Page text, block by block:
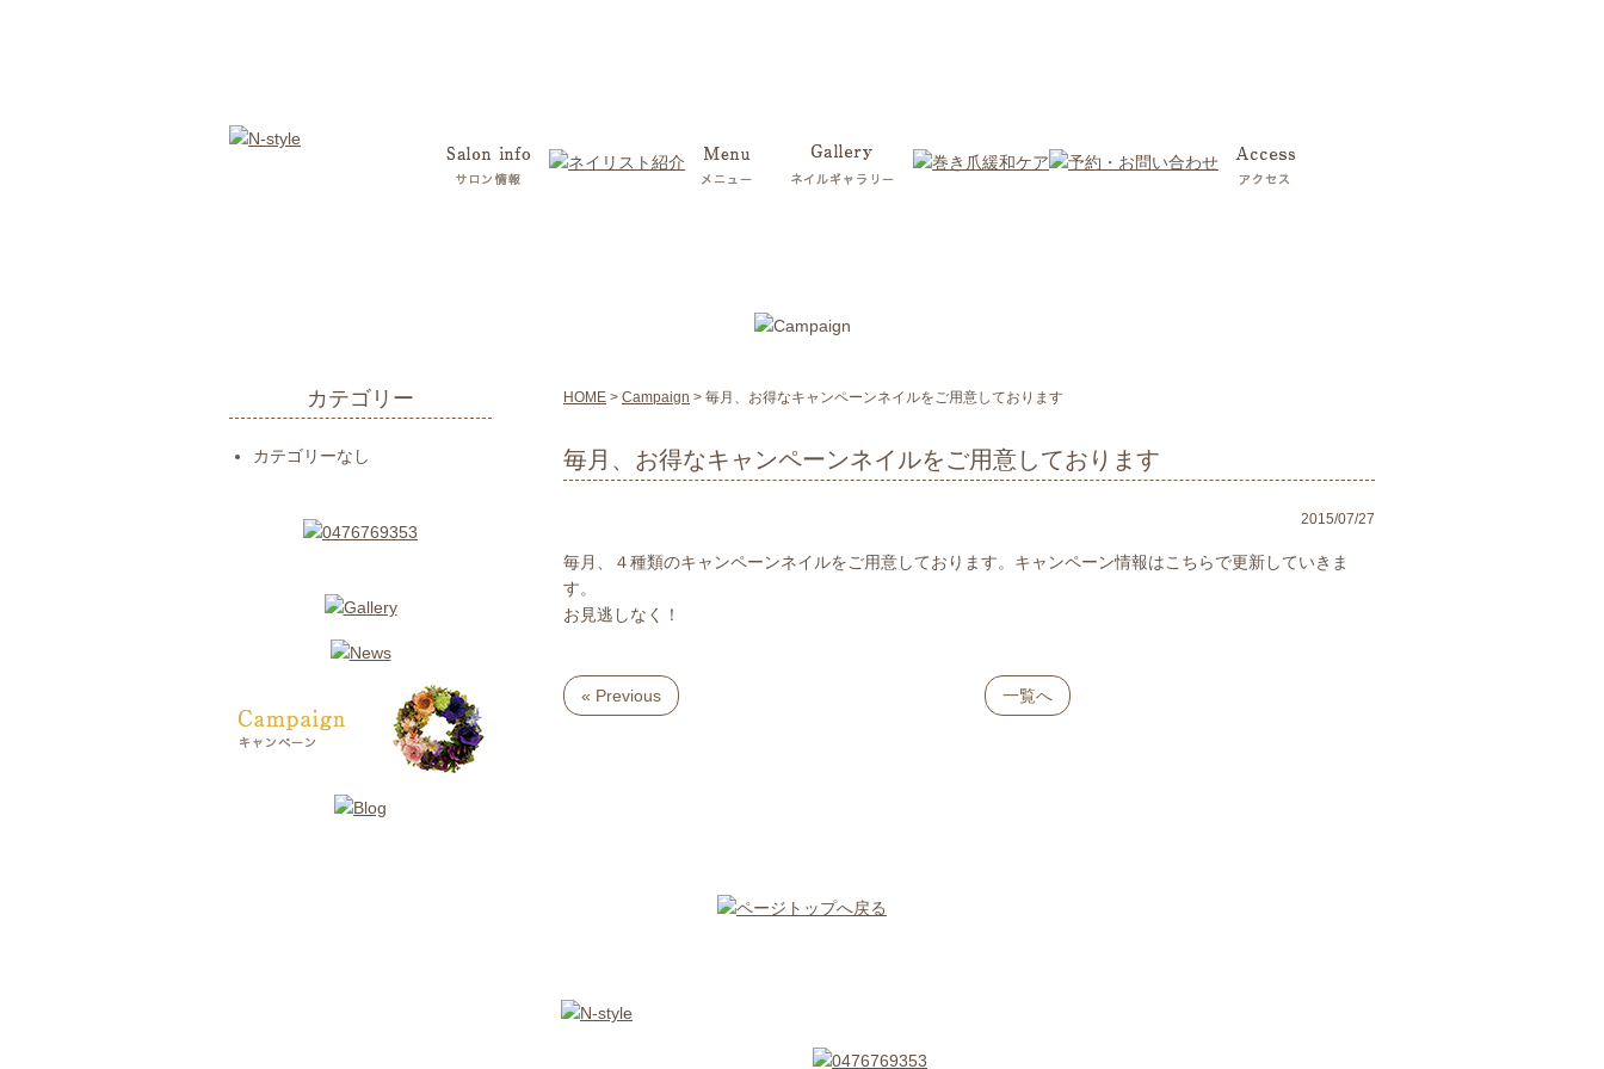
HOME > Campaign > 毎月、お得なキャンペーンネイルをご用意しております
毎月、お得なキャンペーンネイルをご用意しております
2015/07/27
毎月、４種類のキャンペーンネイルをご用意しております。キャンペーン情報はこちらで更新していきま
す。
お見逃しなく！
« Previous 一覧へ
カテゴリー
カテゴリーなし